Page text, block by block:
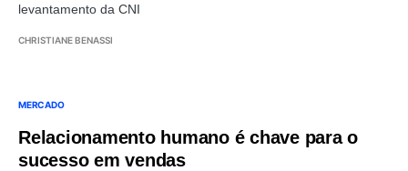
levantamento da CNI
CHRISTIANE BENASSI
MERCADO
Relacionamento humano é chave para o
sucesso em vendas